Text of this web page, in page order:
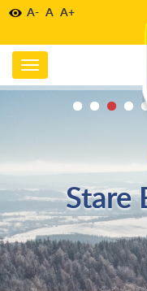
A- A A+
Toggle
navigation
Stare